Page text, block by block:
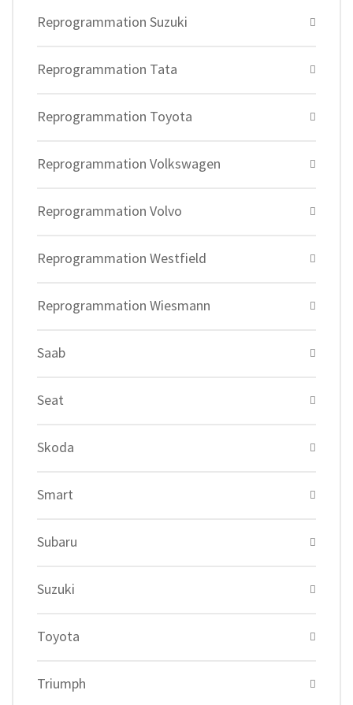
Reprogrammation Suzuki
Reprogrammation Tata
Reprogrammation Toyota
Reprogrammation Volkswagen
Reprogrammation Volvo
Reprogrammation Westfield
Reprogrammation Wiesmann
Saab
Seat
Skoda
Smart
Subaru
Suzuki
Toyota
Triumph